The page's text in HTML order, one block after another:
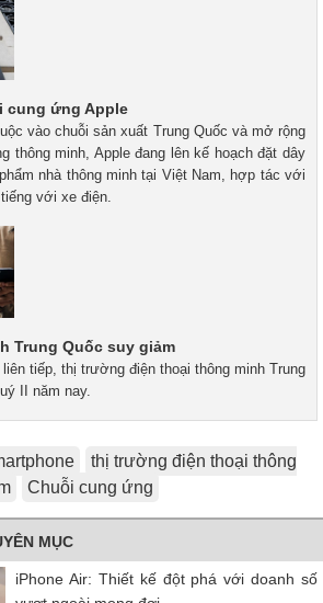
cung ứng Apple
vào chuỗi sản xuất Trung Quốc và mở rộng
thông minh, Apple đang lên kế hoạch đặt dây
nhà thông minh tại Việt Nam, hợp tác với
với xe điện.
Trung Quốc suy giảm
tiếp, thị trường điện thoại thông minh Trung
II năm nay.
thị trường điện thoại thông
Chuỗi cung ứng
MỤC
iPhone Air: Thiết kế đột phá với doanh số